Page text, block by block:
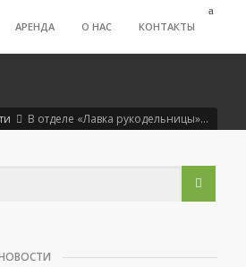
АРЕНДА О НАС КОНТАКТЫ
В отделе «Лавка рукодельницы»…